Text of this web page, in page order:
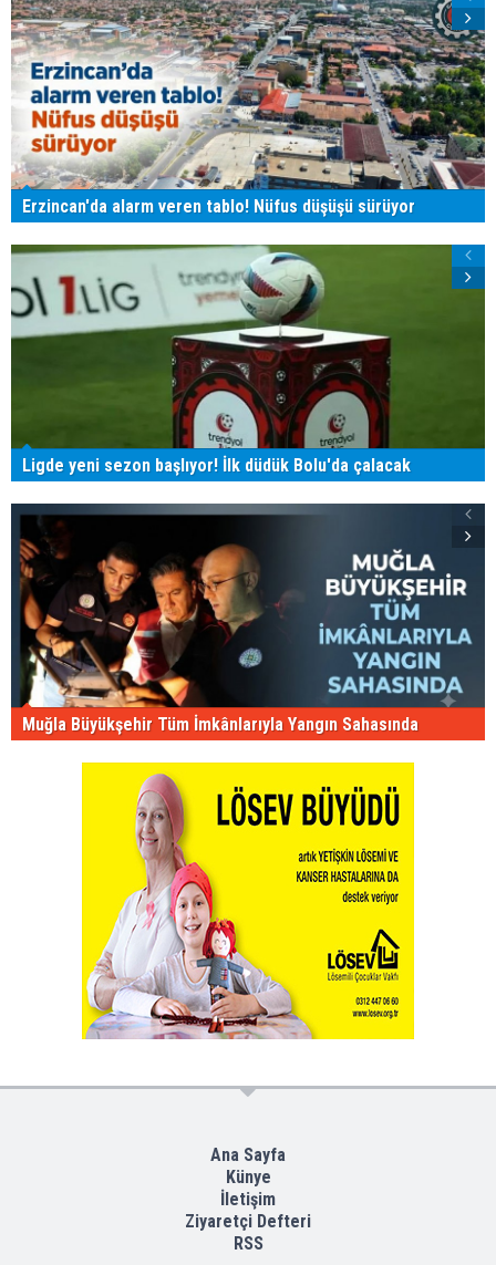
Erzincan'da alarm veren tablo! Nüfus düşüşü sürüyor
Ligde yeni sezon başlıyor! İlk düdük Bolu'da çalacak
Muğla Büyükşehir Tüm İmkânlarıyla Yangın Sahasında
Ana Sayfa
Künye
İletişim
Ziyaretçi Defteri
RSS